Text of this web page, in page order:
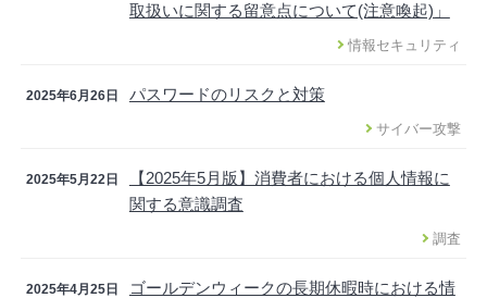
取扱いに関する留意点について(注意喚起)」
情報セキュリティ
2025年6月26日 パスワードのリスクと対策
サイバー攻撃
2025年5月22日
【2025年5月版】消費者における個人情報に
関する意識調査
調査
2025年4月25日
ゴールデンウィークの長期休暇時における情